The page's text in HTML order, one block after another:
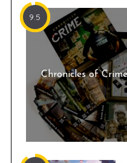
9.5
Chronicles of